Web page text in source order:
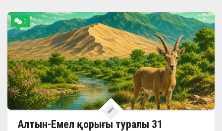
0
Алтын-Емел қорығы туралы 31